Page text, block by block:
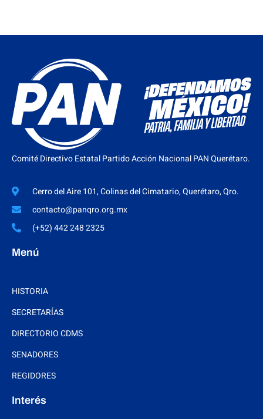
Comité Directivo Estatal Partido Acción Nacional PAN Querétaro.
Cerro del Aire 101, Colinas del Cimatario, Querétaro, Qro.
contacto@panqro.org.mx
(+52) 442 248 2325
Menú
HISTORIA
SECRETARÍAS
DIRECTORIO CDMS
SENADORES
REGIDORES
Interés